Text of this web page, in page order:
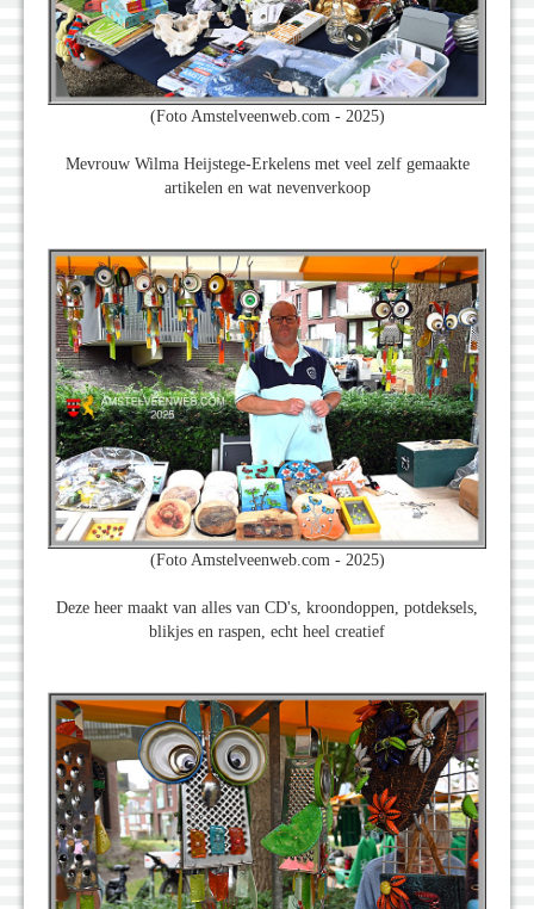
(Foto Amstelveenweb.com - 2025)
Mevrouw Wilma Heijstege-Erkelens met veel zelf gemaakte
artikelen en wat nevenverkoop
(Foto Amstelveenweb.com - 2025)
Deze heer maakt van alles van CD's, kroondoppen, potdeksels,
blikjes en raspen, echt heel creatief